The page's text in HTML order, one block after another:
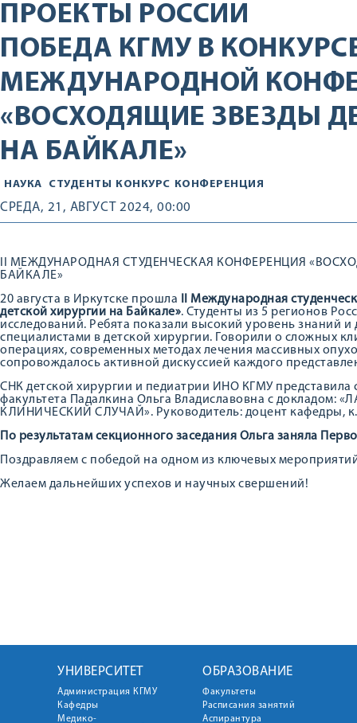
ПРОЕКТЫ РОССИИ
ПОБЕДА КГМУ В
МЕЖДУНАРОДНОЙ
«ВОСХОДЯЩИЕ ЗВЕЗДЫ
НА БАЙКАЛЕ»
НАУКА СТУДЕНТЫ КОНКУРС КОНФЕРЕНЦИЯ
СРЕДА, 21, АВГУСТ 2024, 00:00
II МЕЖДУНАРОДНАЯ СТУДЕНЧЕСКАЯ КОНФЕРЕНЦИЯ
БАЙКАЛЕ»
20 августа в Иркутске прошла
II Международная
детской хирургии на Байкале». Студенты из 5 регионов
исследований. Ребята показали высокий уровень знаний
специалистами в детской хирургии. Говорили о сложных
операциях, современных методах лечения массивных
сопровождалось активной дискуссией каждого
СНК детской хирургии и педиатрии ИНО КГМУ представила
факультета Падалкина Ольга Владиславовна с
КЛИНИЧЕСКИЙ СЛУЧАЙ». Руководитель: доцент кафедры,
По результатам секционного заседания Ольга заняла
Поздравляем с победой на одном из ключевых
Желаем дальнейших успехов и научных свершений!
УНИВЕРСИТЕТ
Администрация КГМУ
Кафедры
Медико-
ОБРАЗОВАНИЕ
Факультеты
Расписания занятий
Аспирантура